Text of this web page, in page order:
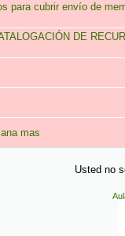
para cubrir envío de
DE
mas
Usted no